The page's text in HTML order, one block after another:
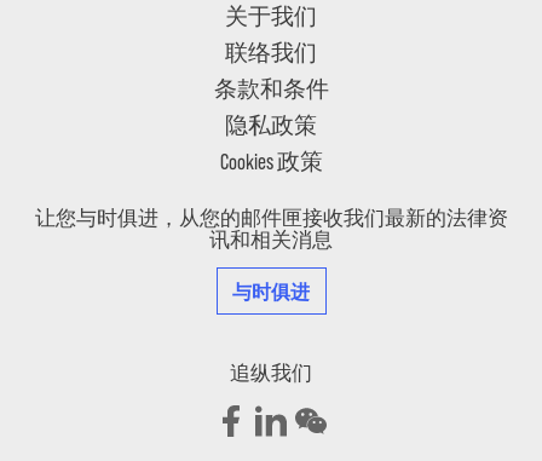
关于我们
联络我们
条款和条件
隐私政策
Cookies 政策
让您与时俱进，从您的邮件匣接收我们最新的法律资
讯和相关消息
与时俱进
追纵我们